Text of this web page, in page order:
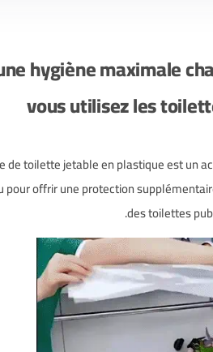
hygiène maximale
vous utilisez les
de toilette jetable en plastique est un
pour offrir une protection
des toilettes